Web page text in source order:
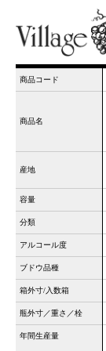
商品コード
商品名
産地
容量
分類
アルコール度
ブドウ品種
箱外寸/入数箱
瓶外寸／重さ／栓
年間生産量